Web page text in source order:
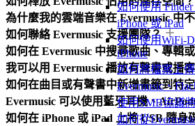
如何使用
iPhone 或 iPad
如何使用WiFi-
iPhone
如何將檔案上
Evermusic、
使用SMB協議
如何從
為什麼我的雲端音樂在 Evermusic 中
如何聯絡 Evermusic 支援團隊？
如何在 Evermusic 中搜尋歌曲、專輯
我可以用 Evermusic 播放有聲書或播
如何在曲目或有聲書中新增書籤到特
Evermusic 可以使用藍牙耳機、
如何在 iPhone 或 iPad 上將 USB 隨身